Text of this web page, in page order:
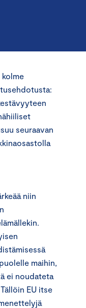
kolme
seuraavan
niin
maihin,
ei noudateta
EU itse